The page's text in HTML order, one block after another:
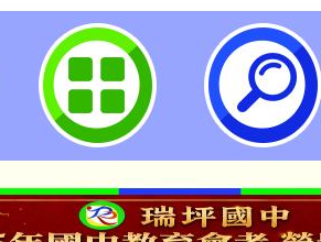
藝術職業學校日間部
生-桃園市立瑞坪國民